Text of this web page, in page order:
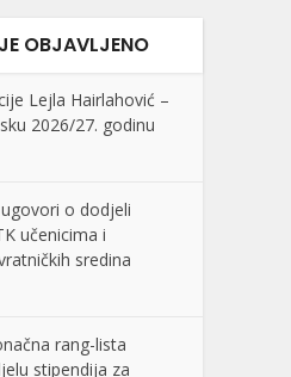
OBJAVLJENO
Lejla Hairlahović –
2026/27. godinu
o dodjeli
učenicima i
sredina
rang-lista
stipendija za